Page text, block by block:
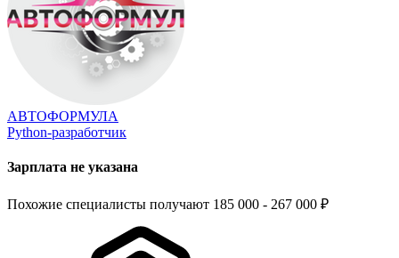
АВТОФОРМУЛА
Python-разработчик
Зарплата не указана
Похожие специалисты получают 185 000 - 267 000 ₽